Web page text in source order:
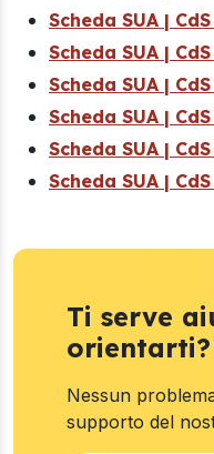
Scheda SUA | CdS
Scheda SUA | CdS
Scheda SUA | CdS
Scheda SUA | CdS
Scheda SUA |
Scheda SUA | CdS
Ti serve
orientarti?
Nessun
supporto del